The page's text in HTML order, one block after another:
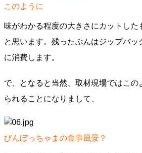
このように
味がわかる程度の大きさにカットした
と思います。残ったぶんはジップバッ
に消費します。
で、となると当然、取材現場ではこの
られることになりまして、
びんぼっちゃまの食事風景？